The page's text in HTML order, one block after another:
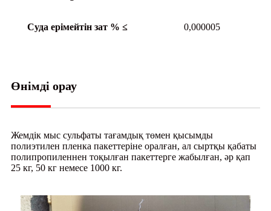
Суда ерімейтін зат % ≤ 0,000005
Өнімді орау
Жемдік мыс сульфаты тағамдық төмен қысымды
полиэтилен пленка пакеттеріне оралған, ал сыртқы қабаты
полипропиленнен тоқылған пакеттерге жабылған, әр қап
25 кг, 50 кг немесе 1000 кг.